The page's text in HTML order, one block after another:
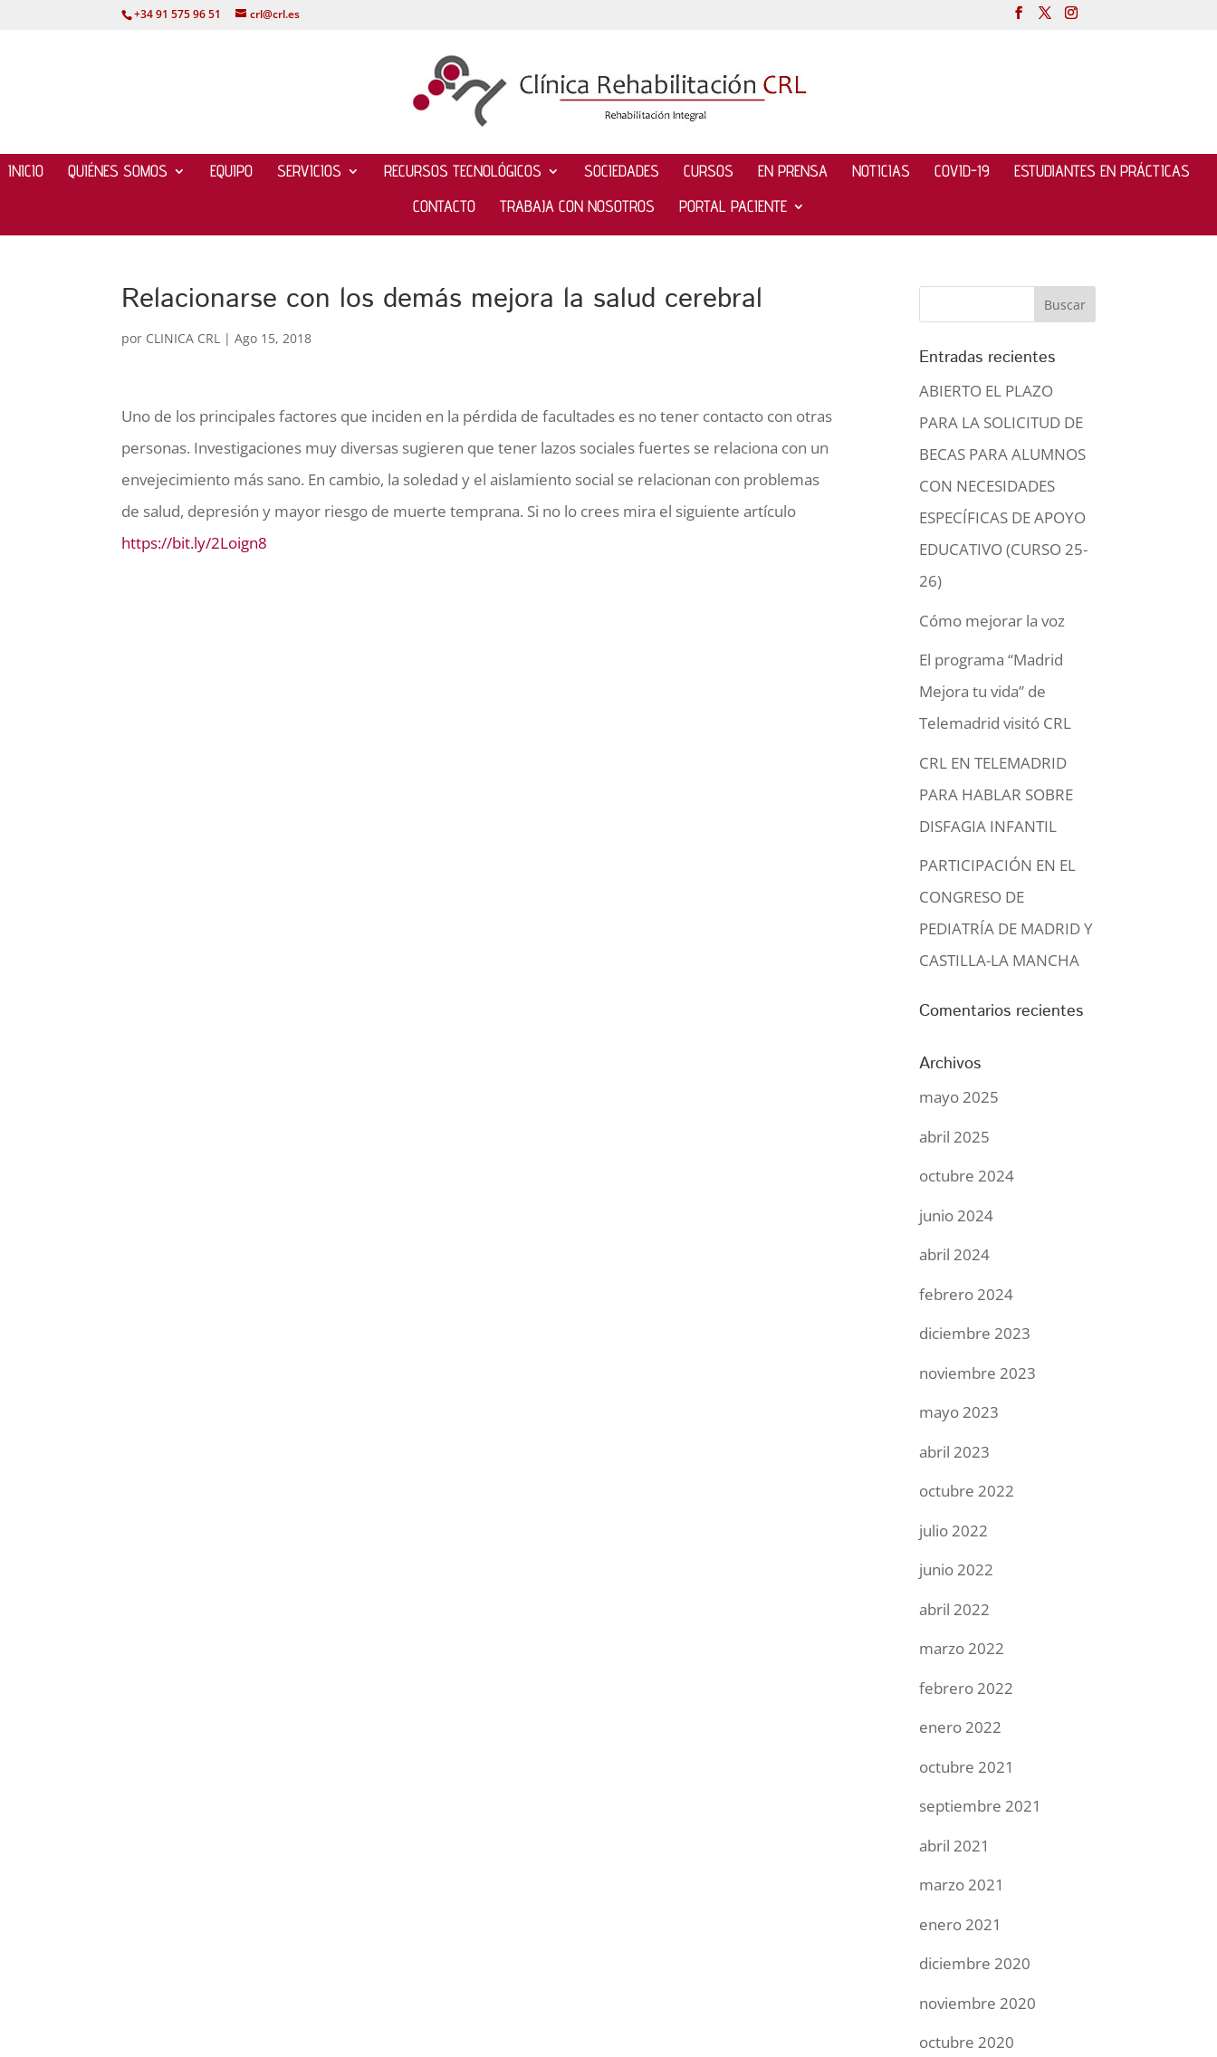
+34 91 575 96 51 crl@crl.es
INICIO QUIÉNES SOMOS EQUIPO SERVICIOS RECURSOS TECNOLÓGICOS SOCIEDADES CURSOS EN PRENSA NOTICIAS COVID-19
ESTUDIANTES EN PRÁCTICAS
CONTACTO
TRABAJA CON NOSOTROS PORTAL PACIENTE
Relacionarse con los demás mejora la salud cerebral
por CLINICA CRL |Ago 15, 2018
Uno de los principales factores que inciden en la pérdida de facultades es no tener contacto con otras
personas. Investigaciones muy diversas sugieren que tener lazos sociales fuertes se relaciona con un
envejecimiento más sano. En cambio, la soledad y el aislamiento social se relacionan con problemas
de salud, depresión y mayor riesgo de muerte temprana. Si no lo crees mira el siguiente artículo
https://bit.ly/2Loign8
Entradas recientes
ABIERTO EL PLAZO
PARA LA SOLICITUD DE
BECAS PARA ALUMNOS
CON NECESIDADES
ESPECÍFICAS DE APOYO
EDUCATIVO (CURSO 25-
26)
Cómo mejorar la voz
El programa “Madrid
Mejora tu vida” de
Telemadrid visitó CRL
CRL EN TELEMADRID
PARA HABLAR SOBRE
DISFAGIA INFANTIL
PARTICIPACIÓN EN EL
CONGRESO DE
PEDIATRÍA DE MADRID Y
CASTILLA-LA MANCHA
Comentarios recientes
Archivos
mayo 2025
abril 2025
octubre 2024
junio 2024
abril 2024
febrero 2024
diciembre 2023
noviembre 2023
mayo 2023
abril 2023
octubre 2022
julio 2022
junio 2022
abril 2022
marzo 2022
febrero 2022
enero 2022
octubre 2021
septiembre 2021
abril 2021
marzo 2021
enero 2021
diciembre 2020
noviembre 2020
octubre 2020